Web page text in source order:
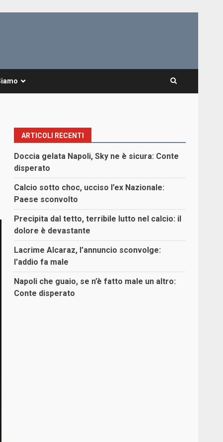
ARTICOLI RECENTI
Doccia gelata Napoli, Sky ne è sicura: Conte
disperato
Calcio sotto choc, ucciso l’ex Nazionale:
Paese sconvolto
Precipita dal tetto, terribile lutto nel calcio: il
dolore è devastante
Lacrime Alcaraz, l’annuncio sconvolge:
l’addio fa male
Napoli che guaio, se n’è fatto male un altro:
Conte disperato